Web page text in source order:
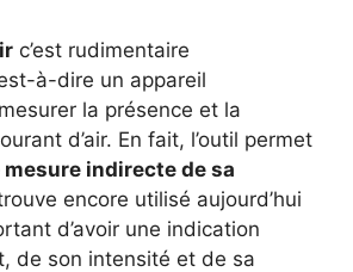
c’est rudimentaire
à-dire un appareil
la présence et la
d’air. En fait, l’outil permet
mesure indirecte de sa
encore utilisé aujourd’hui
d’avoir une indication
de son intensité et de sa